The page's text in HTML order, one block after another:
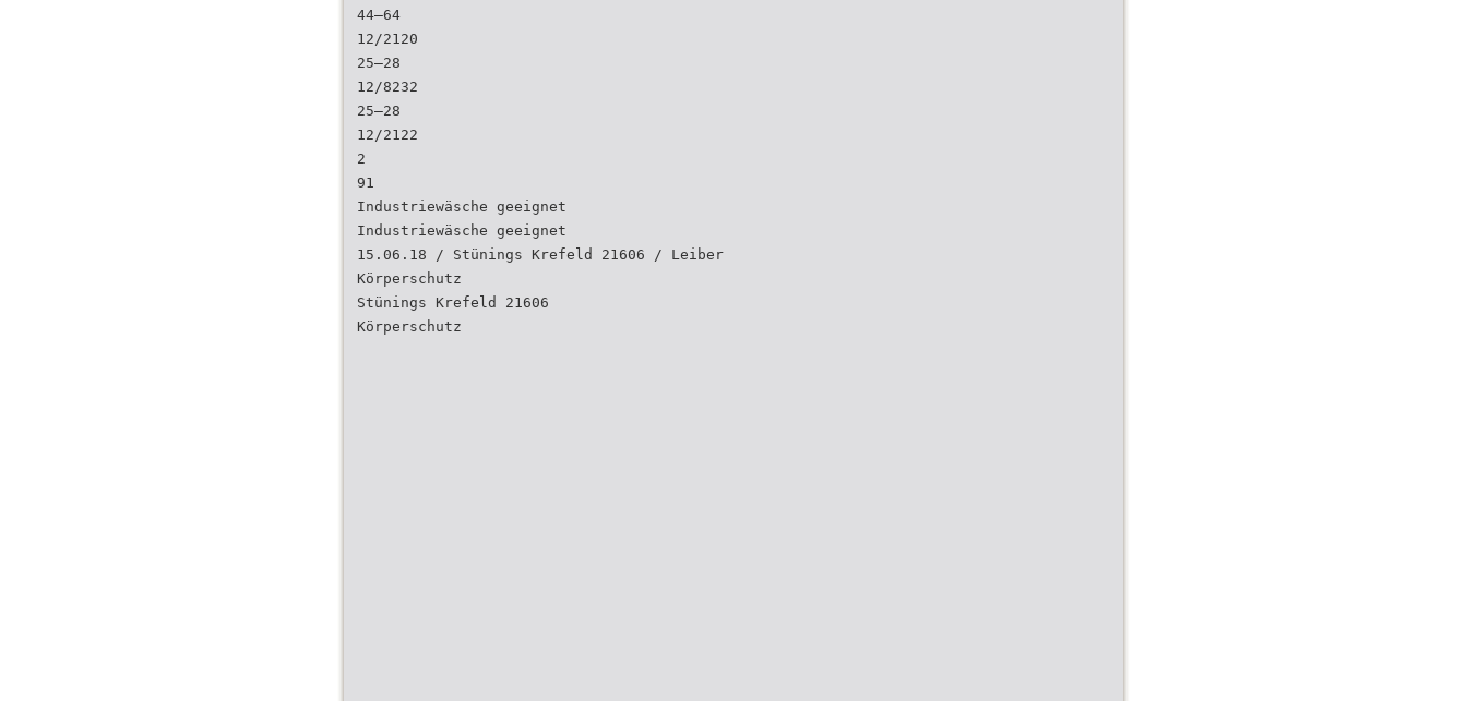
44–64
12/2120
25–28
12/8232
25–28
12/2122
2
91
Industriewäsche geeignet
Industriewäsche geeignet
15.06.18 / Stünings Krefeld 21606 / Leiber
Körperschutz
Stünings Krefeld 21606
Körperschutz